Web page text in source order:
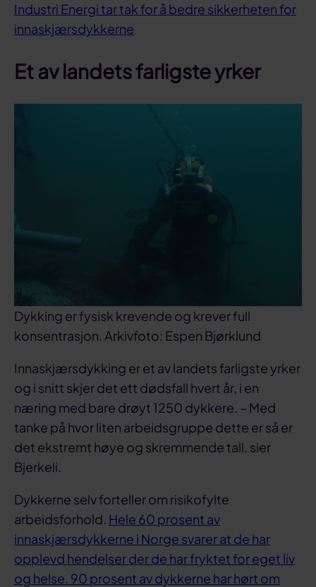
Industri Energi tar tak for å bedre sikkerheten for
innaskjærsdykkerne
Et av landets farligste yrker
Dykking er fysisk krevende og krever full
konsentrasjon. Arkivfoto: Espen Bjørklund
Innaskjærsdykking er et av landets farligste yrker
og i snitt skjer det ett dødsfall hvert år, i en
næring med bare drøyt 1250 dykkere. – Med
tanke på hvor liten arbeidsgruppe dette er så er
det ekstremt høye og skremmende tall, sier
Bjerkeli.
Dykkerne selv forteller om risikofylte
arbeidsforhold. Hele 60 prosent av
innaskjærsdykkerne i Norge svarer at de har
opplevd hendelser der de har fryktet for eget liv
og helse. 90 prosent av dykkerne har hørt om